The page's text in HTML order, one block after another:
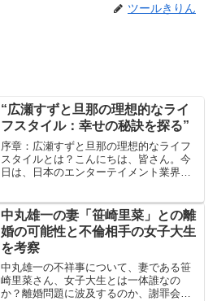
ツールきりん
“広瀬すずと旦那の理想的なライ
フスタイル：幸せの秘訣を探る”
序章：広瀬すずと旦那の理想的なライフ
スタイルとは？こんにちは、皆さん。今
日は、日本のエンターテイメント業界で
いて探っていきたいと思います。彼女た
ちの生活は、私たちが学ぶ...
中丸雄一の妻「笹崎里菜」との離
婚の可能性と不倫相手の女子大生
を考察
中丸雄一の不祥事について、妻である笹
崎里菜さん、女子大生とは一体誰なの
か？離婚問題に波及するのか、謝罪会見